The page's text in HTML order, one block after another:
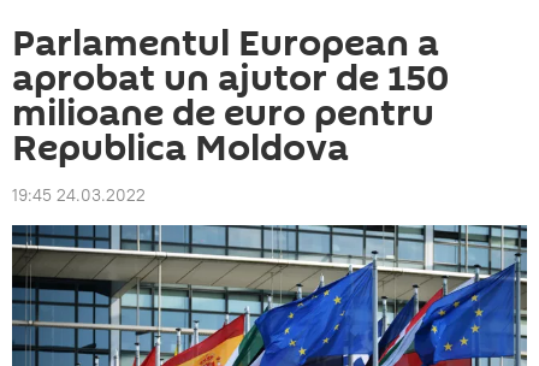
Parlamentul European a
aprobat un ajutor de 150
milioane de euro pentru
Republica Moldova
19:45 24.03.2022